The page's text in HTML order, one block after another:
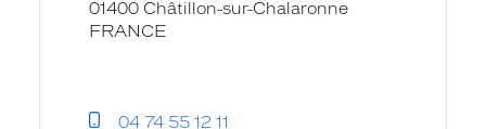
01400 Châtillon-sur-Chalaronne
FRANCE
04 74 55 12 11